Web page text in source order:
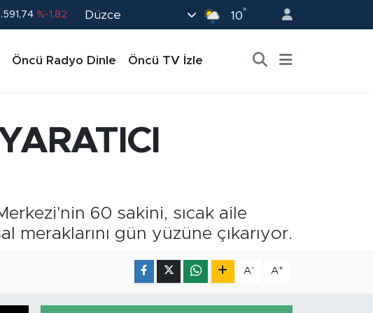
%0.02
%0.18
%-1.82
Düzce 10°
Öncü Radyo Dinle Öncü TV İzle
60 sakini, sıcak aile
gün yüzüne çıkarıyor.
A- A+